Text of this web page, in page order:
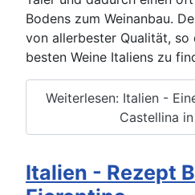
Bodens zum Weinanbau.
von allerbester Qualität, so
besten Weine Italiens zu
Weiterlesen: Italien -
Castellina
Italien - Rezept